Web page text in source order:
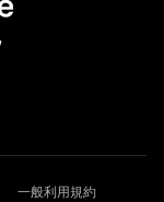
一般利用規約